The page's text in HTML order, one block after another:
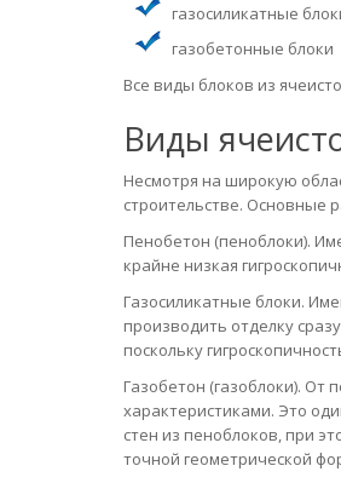
газосиликатные
газобетонные блоки
Все виды блоков из
Виды
Несмотря на широкую
строительстве. Основные
Пенобетон (пеноблоки).
крайне низкая
Газосиликатные блоки.
производить отделку
поскольку
Газобетон (газоблоки). От
характеристиками. Это
стен из пеноблоков, при
точной геометрической